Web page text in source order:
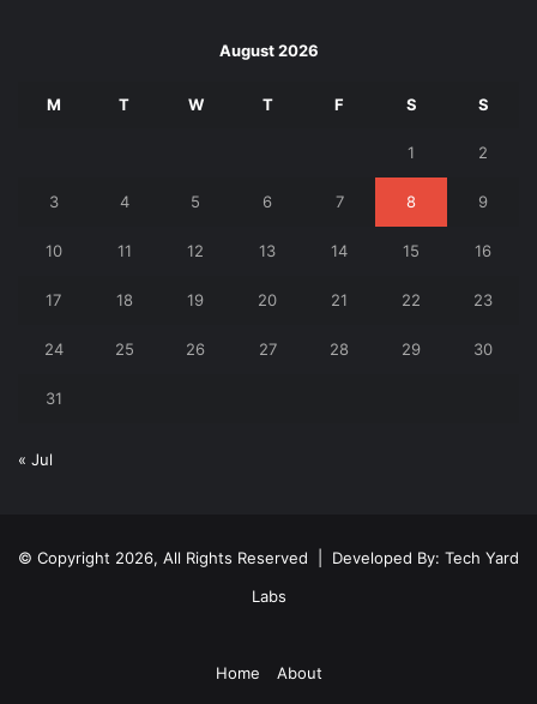
August 2026
M T W T F S S
1 2
3 4 5 6 7 8 9
10 11 12 13 14 15 16
17 18 19 20 21 22 23
24 25 26 27 28 29 30
31
« Jul
© Copyright 2026, All Rights Reserved | Developed By: Tech Yard
Labs
Home About